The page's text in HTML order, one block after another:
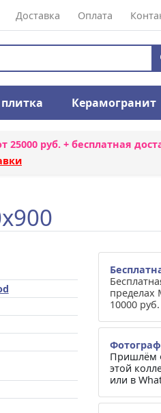
Доставка Оплата
Керамогранит
25000 руб. + бесплатная
пределах
10000 руб.
Пришлём
этой
или в